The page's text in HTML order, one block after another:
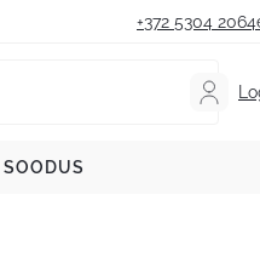
+372 5304 2064
SOODUS